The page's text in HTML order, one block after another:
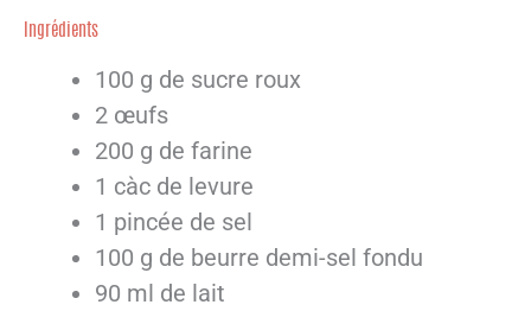
Ingrédients
100 g de sucre roux
2 œufs
200 g de farine
1 càc de levure
1 pincée de sel
100 g de beurre demi-sel fondu
90 ml de lait